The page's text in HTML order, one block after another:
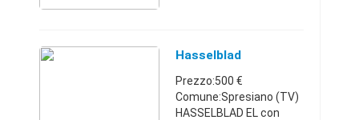
richiesta invio altre foto.
Hasselblad
Prezzo:500 €
Comune:Spresiano (TV)
HASSELBLAD EL con